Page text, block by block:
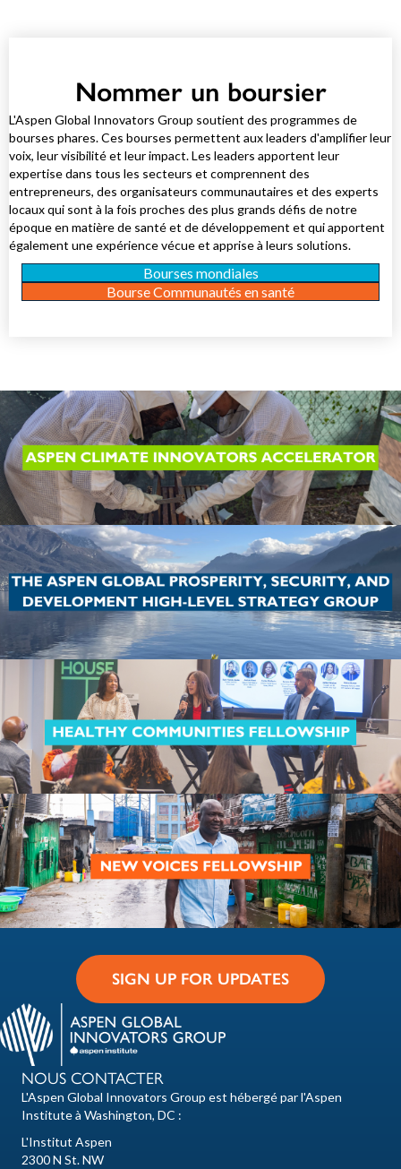
Nommer un boursier
L'Aspen Global Innovators Group soutient des programmes de
bourses phares. Ces bourses permettent aux leaders d'amplifier leur
voix, leur visibilité et leur impact. Les leaders apportent leur
expertise dans tous les secteurs et comprennent des
entrepreneurs, des organisateurs communautaires et des experts
locaux qui sont à la fois proches des plus grands défis de notre
époque en matière de santé et de développement et qui apportent
également une expérience vécue et apprise à leurs solutions.
Bourses mondiales
Bourse Communautés en santé
SIGN UP FOR UPDATES
NOUS CONTACTER
L'Aspen Global Innovators Group est hébergé par l'Aspen
Institute à Washington, DC :
L'Institut Aspen
2300 N St. NW